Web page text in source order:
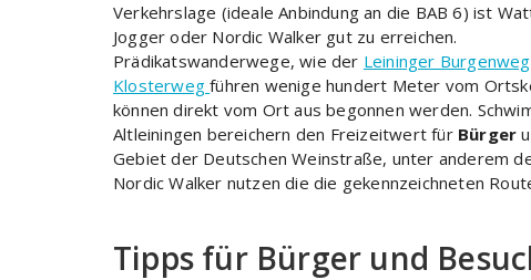
Verkehrslage (ideale Anbindung an die BAB 6) ist
Jogger oder Nordic Walker gut zu erreichen.
Prädikatswanderwege, wie der Leininger Burgenweg
Klosterwegführen wenige hundert Meter vom
können direkt vom Ort aus begonnen werden.
Altleiningen bereichern den Freizeitwert für Bürger
Gebiet der Deutschen Weinstraße, unter anderem
Nordic Walker nutzen die die gekennzeichneten
Tipps für Bürger und